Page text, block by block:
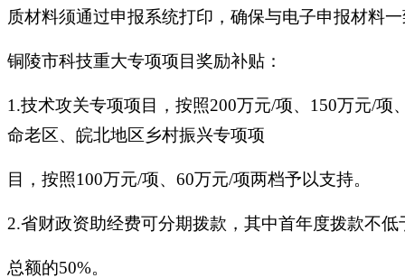
质材料须通过申报系统打印，确保与电子申报材料
铜陵市科技重大专项项目奖励补贴：
1.技术攻关专项项目，按照200万元/项、150万元/
命老区、皖北地区乡村振兴专项项
目，按照100万元/项、60万元/项两档予以支持。
2.省财政资助经费可分期拨款，其中首年度拨款不低
总额的50%。